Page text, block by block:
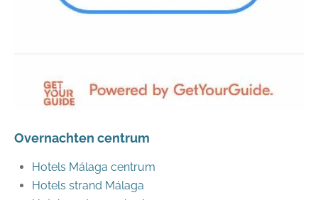
Overnachten centrum
Hotels Málaga centrum
Hotels strand Málaga